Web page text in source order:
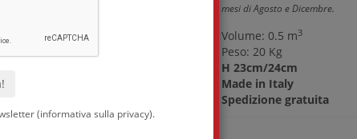
(informativa sulla privacy).
mesi di Agosto e Dicembre.
Volume: 0.5 m3
Peso: 20 Kg
H 23cm/24cm
Made in Italy
Spedizione gratuita